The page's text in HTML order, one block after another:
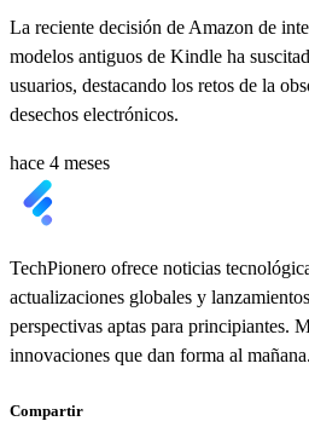
La reciente decisión de Amazon de
modelos antiguos de Kindle ha
usuarios, destacando los retos de la
desechos electrónicos.
hace 4 meses
TechPionero ofrece noticias
actualizaciones globales y
perspectivas aptas para principiantes.
innovaciones que dan forma al mañana.
Compartir